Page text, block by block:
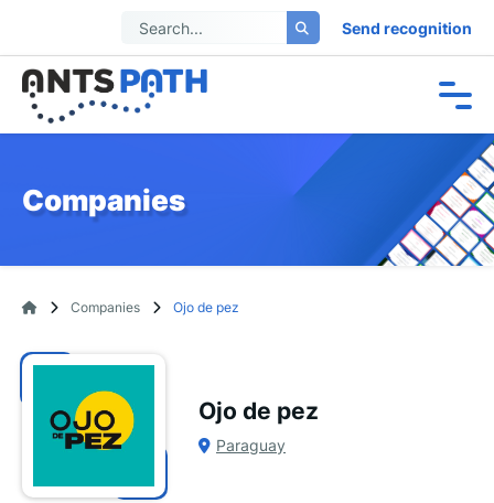
Send recognition
Companies
Companies Ojo de pez
Ojo de pez
Paraguay